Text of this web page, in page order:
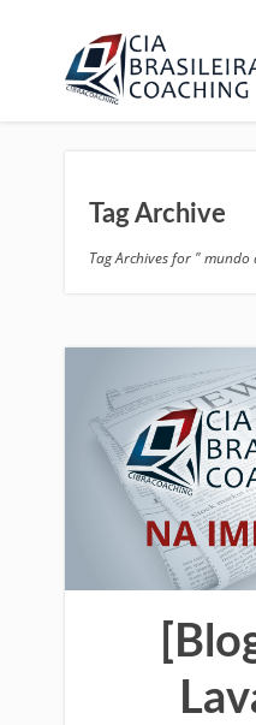
Tag Archive
Tag Archives for "